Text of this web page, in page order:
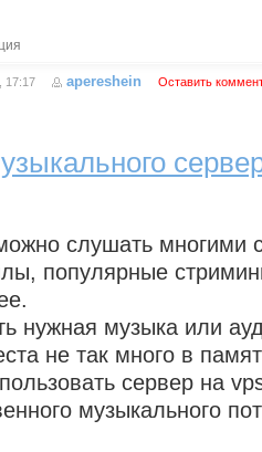
17:17 apereshein Оставить
слушать многими
популярные
нужная музыка или
не так много в
сервер на
музыкального